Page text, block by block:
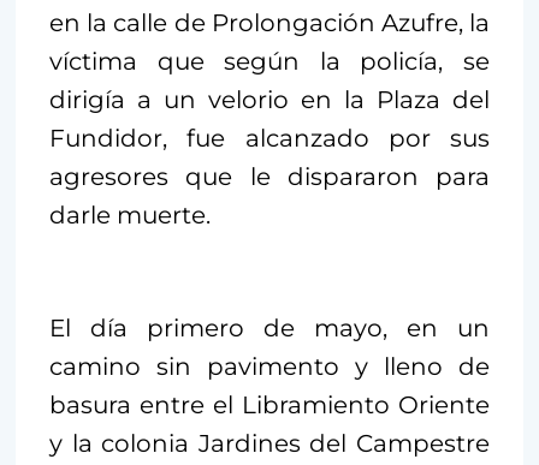
en la calle de Prolongación Azufre, la
víctima que según la policía, se
dirigía a un velorio en la Plaza del
Fundidor, fue alcanzado por sus
agresores que le dispararon para
darle muerte.
El día primero de mayo, en un
camino sin pavimento y lleno de
basura entre el Libramiento Oriente
y la colonia Jardines del Campestre